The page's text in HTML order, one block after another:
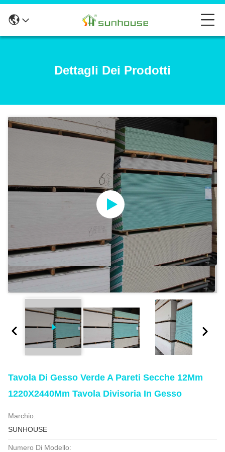
Dettagli Dei Prodotti
Tavola Di Gesso Verde A Pareti Secche 12Mm
1220X2440Mm Tavola Divisoria In Gesso
Marchio:
SUNHOUSE
Numero Di Modello: